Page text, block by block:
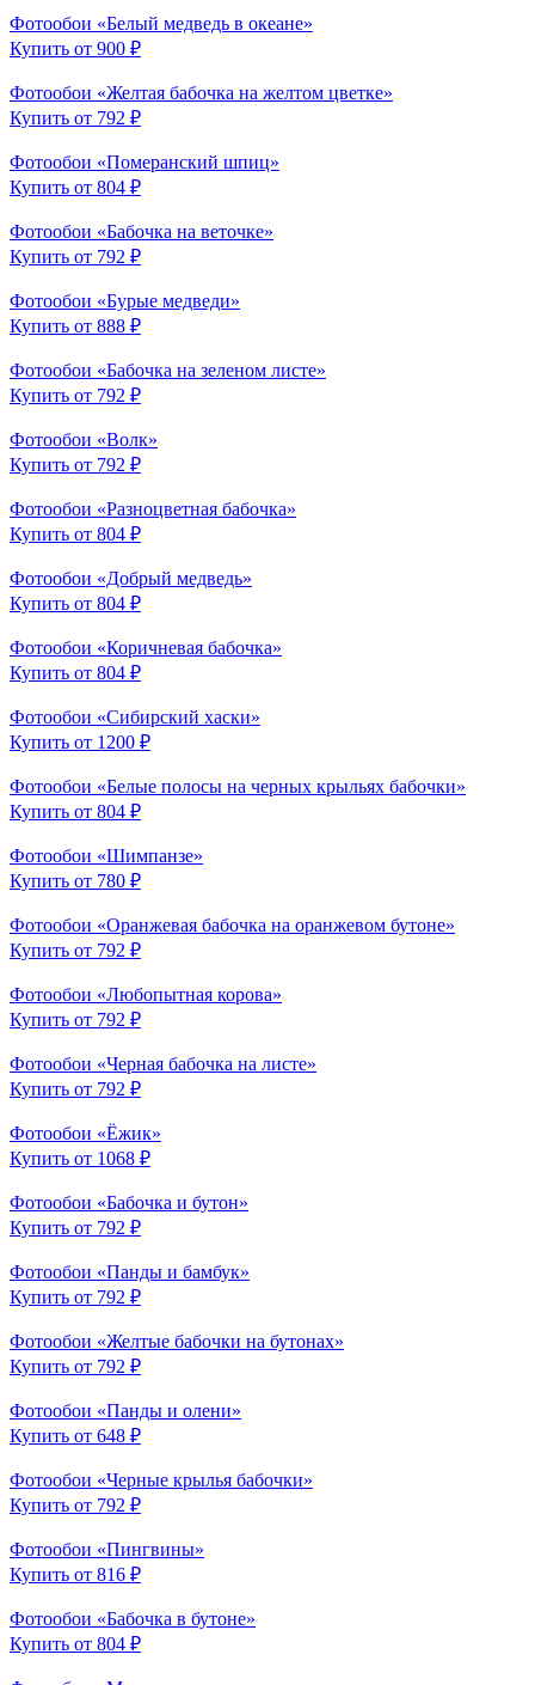
Фотообои «Белый медведь в океане»
Купить от 900 ₽
Фотообои «Желтая бабочка на желтом цветке»
Купить от 792 ₽
Фотообои «Померанский шпиц»
Купить от 804 ₽
Фотообои «Бабочка на веточке»
Купить от 792 ₽
Фотообои «Бурые медведи»
Купить от 888 ₽
Фотообои «Бабочка на зеленом листе»
Купить от 792 ₽
Фотообои «Волк»
Купить от 792 ₽
Фотообои «Разноцветная бабочка»
Купить от 804 ₽
Фотообои «Добрый медведь»
Купить от 804 ₽
Фотообои «Коричневая бабочка»
Купить от 804 ₽
Фотообои «Сибирский хаски»
Купить от 1200 ₽
Фотообои «Белые полосы на черных крыльях бабочки»
Купить от 804 ₽
Фотообои «Шимпанзе»
Купить от 780 ₽
Фотообои «Оранжевая бабочка на оранжевом бутоне»
Купить от 792 ₽
Фотообои «Любопытная корова»
Купить от 792 ₽
Фотообои «Черная бабочка на листе»
Купить от 792 ₽
Фотообои «Ёжик»
Купить от 1068 ₽
Фотообои «Бабочка и бутон»
Купить от 792 ₽
Фотообои «Панды и бамбук»
Купить от 792 ₽
Фотообои «Желтые бабочки на бутонах»
Купить от 792 ₽
Фотообои «Панды и олени»
Купить от 648 ₽
Фотообои «Черные крылья бабочки»
Купить от 792 ₽
Фотообои «Пингвины»
Купить от 816 ₽
Фотообои «Бабочка в бутоне»
Купить от 804 ₽